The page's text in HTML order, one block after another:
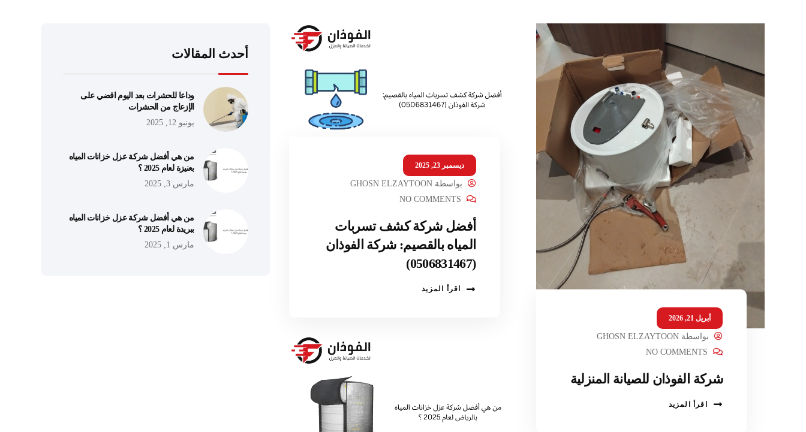
أبريل 21, 2026
بواسطة GHOSN ELZAYTOON
NO COMMENTS
شركة الفوذان للصيانة المنزلية
اقرأ المزيد
ديسمبر 23, 2025
بواسطةGHOSN ELZAYTOON
NO COMMENTS
أفضل شركة كشف تسربات
المياه بالقصيم: شركة الفوذان
(0506831467)
اقرأ المزيد
أحدث المقالات
وداعا للحشرات بعد اليوم اقضي على
الإزعاج من الحشرات
يونيو 12, 2025
من هي أفضل شركة عزل خزانات المياه
بعنيزة لعام 2025 ؟
مارس 3, 2025
من هي أفضل شركة عزل خزانات المياه
ببريدة لعام 2025 ؟
مارس 1, 2025